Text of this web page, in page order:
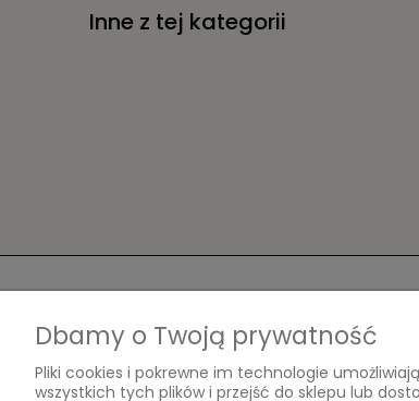
Instrukcja
Jeżeli chcesz:
INNY WYMIAR fototapety
Inne z tej kategorii
Regulamin
Twoje
Dbamy o Twoją prywatność
Pliki cookies i pokrewne im technologie
wszystkich tych plików i przejść do sklepu lub